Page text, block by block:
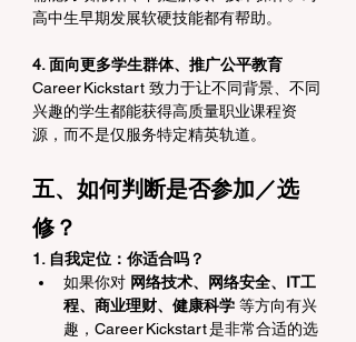
高中生早期发展软硬技能都有帮助。
4. 面向更多学生群体、推广公平教育
Career Kickstart 致力于让不同背景、不同
兴趣的学生都能获得高质量职业课程资
源，而不是仅服务特定精英轨道。
五、如何判断是否参加／选
修？
1. 自我定位：你适合吗？
如果你对 网络技术、网络安全、IT工
程、商业理财、健康科学 等方向有兴
趣，Career Kickstart 是非常合适的选